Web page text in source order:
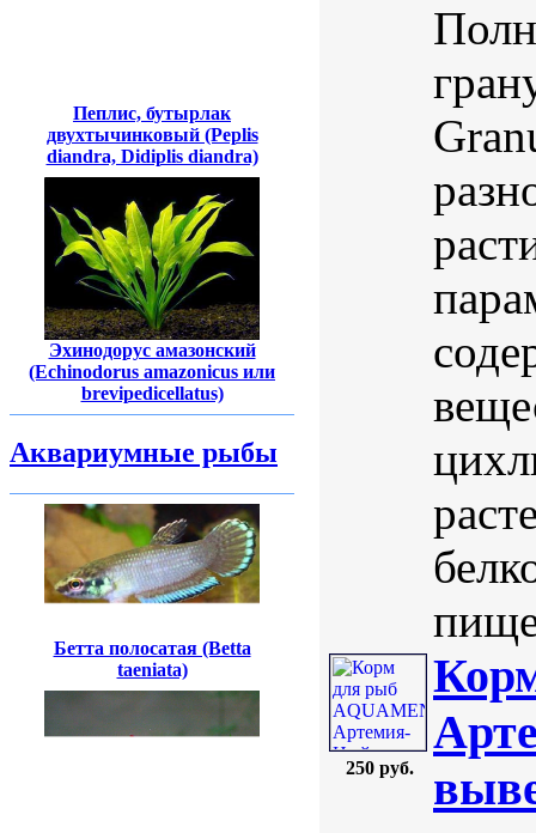
Пеплис, бутырлак
двухтычинковый (Peplis
diandra, Didiplis diandra)
Эхинодорус амазонский
(Echinodorus amazonicus или
brevipedicellatus)
Аквариумные рыбы
Бетта полосатая (Betta
taeniata)
250 руб.